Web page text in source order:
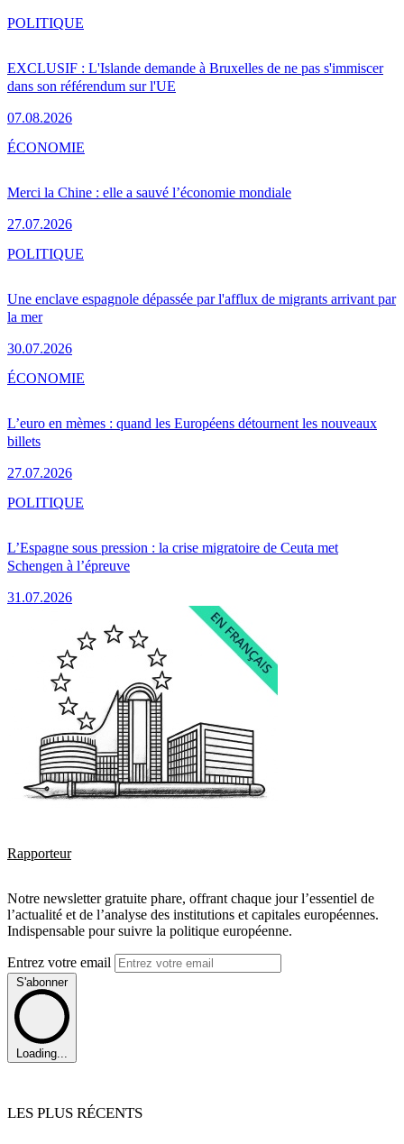
EXCLUSIF : L'Islande demande à Bruxelles de ne pas s'immiscer
dans son référendum sur l'UE
07.08.2026
POLITIQUE
Merci la Chine : elle a sauvé l’économie mondiale
27.07.2026
ÉCONOMIE
Une enclave espagnole dépassée par l'afflux de migrants arrivant par
la mer
30.07.2026
POLITIQUE
L’euro en mèmes : quand les Européens détournent les nouveaux
billets
27.07.2026
ÉCONOMIE
L’Espagne sous pression : la crise migratoire de Ceuta met
Schengen à l’épreuve
31.07.2026
POLITIQUE
Rapporteur
Notre newsletter gratuite phare, offrant chaque jour l’essentiel de
l’actualité et de l’analyse des institutions et capitales européennes.
Indispensable pour suivre la politique européenne.
Entrez votre email
S'abonner
Loading...
LES PLUS RÉCENTS